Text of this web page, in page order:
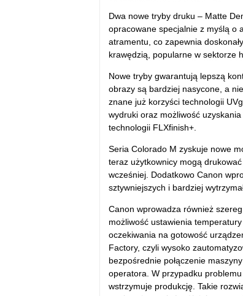
Dwa nowe tryby druku – Matte
opracowane specjalnie z myślą o
atramentu, co zapewnia
krawędzią, popularne w sektorze
Nowe tryby gwarantują lepszą
obrazy są bardziej nasycone, a
znane już korzyści technologii
wydruki oraz możliwość
technologii FLXfinish+.
Seria Colorado M zyskuje nowe
teraz użytkownicy mogą
wcześniej. Dodatkowo Canon
sztywniejszych i bardziej
Canon wprowadza również
możliwość ustawienia
oczekiwania na gotowość
Factory, czyli wysoko
bezpośrednie połączenie
operatora. W przypadku
wstrzymuje produkcję. Takie